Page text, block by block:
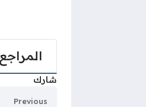
المراجع
شارك
Previous